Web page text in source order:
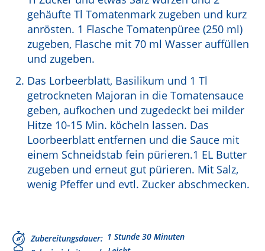
gehäufte Tl Tomatenmark zugeben und kurz
anrösten. 1 Flasche Tomatenpüree (250 ml)
zugeben, Flasche mit 70 ml Wasser auffüllen
und zugeben.
Das Lorbeerblatt, Basilikum und 1 Tl
getrockneten Majoran in die Tomatensauce
geben, aufkochen und zugedeckt bei milder
Hitze 10-15 Min. köcheln lassen. Das
Loorbeerblatt entfernen und die Sauce mit
einem Schneidstab fein pürieren.1 EL Butter
zugeben und erneut gut pürieren. Mit Salz,
wenig Pfeffer und evtl. Zucker abschmecken.
Zubereitungsdauer
1 Stunde 30 Minuten